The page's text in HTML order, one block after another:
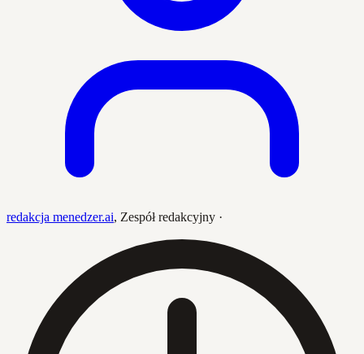
redakcja menedzer.ai, Zespół redakcyjny ·